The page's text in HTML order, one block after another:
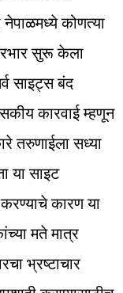
कोणत्या
सुरू केला
साइट्स बंद
कारवाई म्हणून
तरुणाईला सध्या
या साइट
कारण या
मते मात्र
भ्रष्टाचार